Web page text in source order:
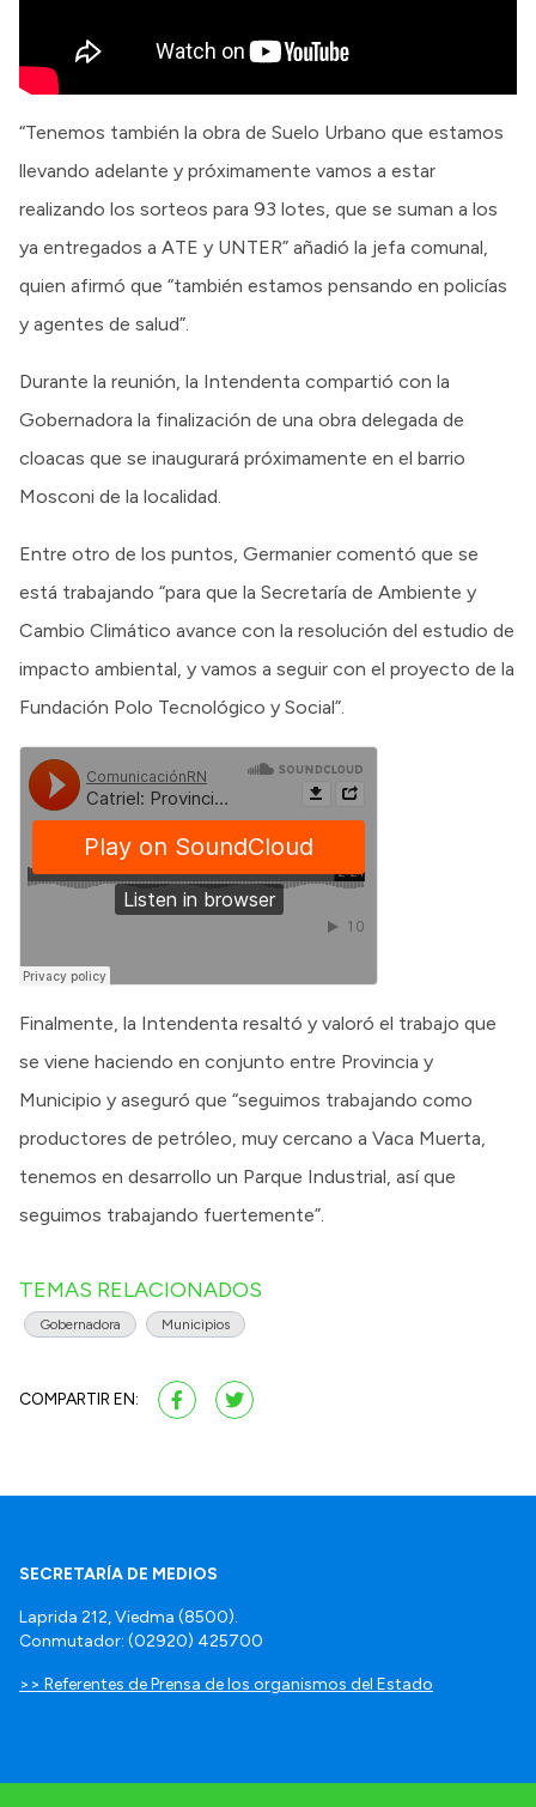
“Tenemos también la obra de Suelo Urbano que estamos
llevando adelante y próximamente vamos a estar
realizando los sorteos para 93 lotes, que se suman a los
ya entregados a ATE y UNTER” añadió la jefa comunal,
quien afirmó que “también estamos pensando en policías
y agentes de salud”.
Durante la reunión, la Intendenta compartió con la
Gobernadora la finalización de una obra delegada de
cloacas que se inaugurará próximamente en el barrio
Mosconi de la localidad.
Entre otro de los puntos, Germanier comentó que se
está trabajando “para que la Secretaría de Ambiente y
Cambio Climático avance con la resolución del estudio de
impacto ambiental, y vamos a seguir con el proyecto de la
Fundación Polo Tecnológico y Social”.
Finalmente, la Intendenta resaltó y valoró el trabajo que
se viene haciendo en conjunto entre Provincia y
Municipio y aseguró que “seguimos trabajando como
productores de petróleo, muy cercano a Vaca Muerta,
tenemos en desarrollo un Parque Industrial, así que
seguimos trabajando fuertemente”.
TEMAS RELACIONADOS
Gobernadora Municipios
COMPARTIR EN:
SECRETARÍA DE MEDIOS
Laprida 212, Viedma (8500).
Conmutador: (02920) 425700
>> Referentes de Prensa de los organismos del Estado